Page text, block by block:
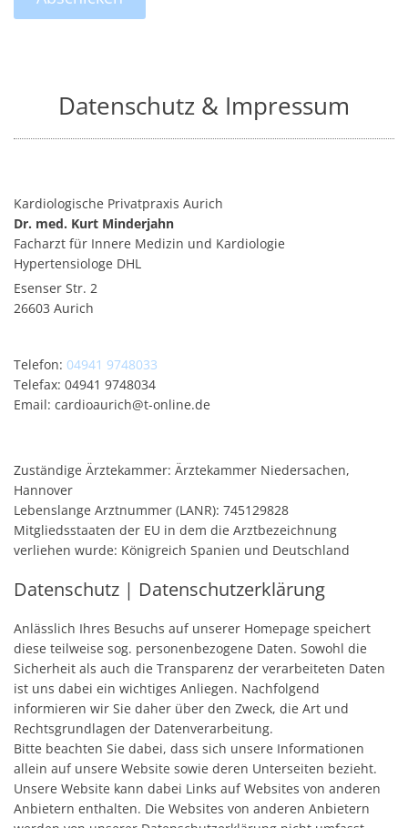
Datenschutz & Impressum
Kardiologische Privatpraxis Aurich
Dr. med. Kurt Minderjahn
Facharzt für Innere Medizin und Kardiologie
Hypertensiologe DHL
Esenser Str. 2
26603 Aurich
Telefon: 04941 9748033
Telefax: 04941 9748034
Email: cardioaurich@t-online.de
Zuständige Ärztekammer: Ärztekammer Niedersachen,
Hannover
Lebenslange Arztnummer (LANR): 745129828
Mitgliedsstaaten der EU in dem die Arztbezeichnung
verliehen wurde: Königreich Spanien und Deutschland
Datenschutz | Datenschutzerklärung
Anlässlich Ihres Besuchs auf unserer Homepage speichert
diese teilweise sog. personenbezogene Daten. Sowohl die
Sicherheit als auch die Transparenz der verarbeiteten Daten
ist uns dabei ein wichtiges Anliegen. Nachfolgend
informieren wir Sie daher über den Zweck, die Art und
Rechtsgrundlagen der Datenverarbeitung.
Bitte beachten Sie dabei, dass sich unsere Informationen
allein auf unsere Website sowie deren Unterseiten bezieht.
Unsere Website kann dabei Links auf Websites von anderen
Anbietern enthalten. Die Websites von anderen Anbietern